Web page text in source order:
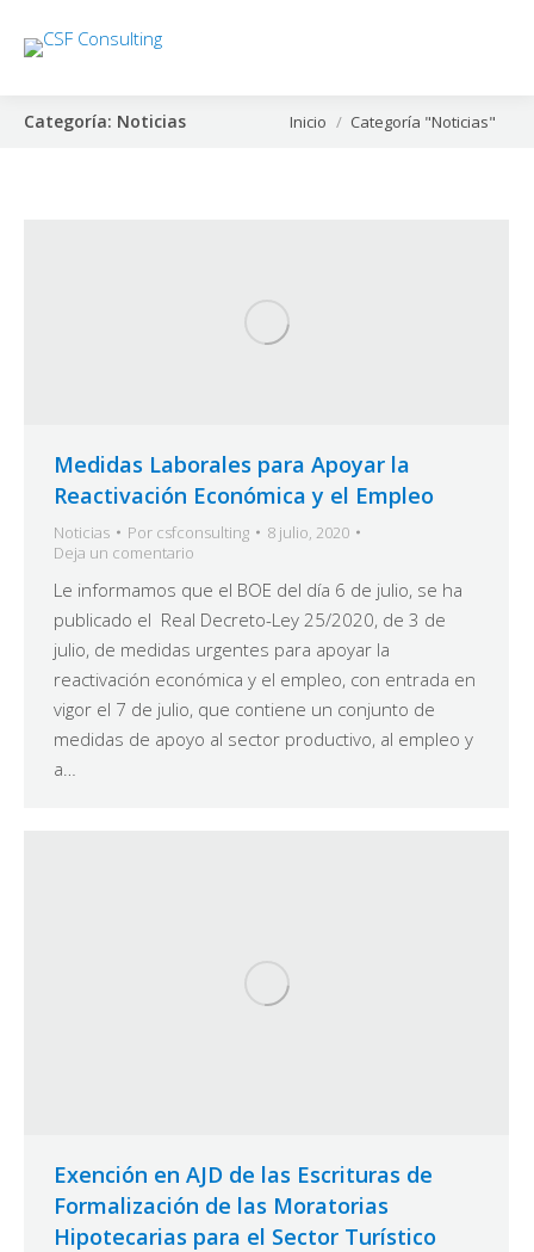
Categoría: Noticias Estás aquí:
Inicio Categoría "Noticias"
Medidas Laborales para Apoyar la
Reactivación Económica y el Empleo
Noticias Por csfconsulting
8 julio, 2020
Deja un comentario
Le informamos que el BOE del día 6 de julio, se ha
publicado el Real Decreto-Ley 25/2020, de 3 de
julio, de medidas urgentes para apoyar la
reactivación económica y el empleo, con entrada en
vigor el 7 de julio, que contiene un conjunto de
medidas de apoyo al sector productivo, al empleo y
a…
Exención en AJD de las Escrituras de
Formalización de las Moratorias
Hipotecarias para el Sector Turístico